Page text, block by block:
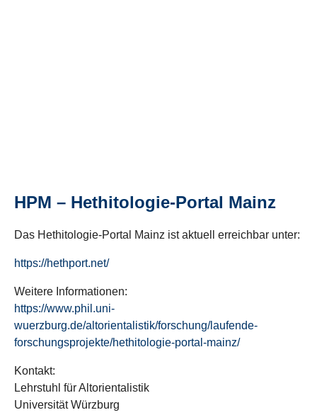
HPM – Hethitologie-Portal Mainz
Das Hethitologie-Portal Mainz ist aktuell erreichbar unter:
https://hethport.net/
Weitere Informationen:
https://www.phil.uni-
wuerzburg.de/altorientalistik/forschung/laufende-
forschungsprojekte/hethitologie-portal-mainz/
Kontakt:
Lehrstuhl für Altorientalistik
Universität Würzburg